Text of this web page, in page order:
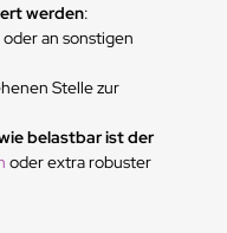
werden:
an sonstigen
Stelle zur
belastbar ist der
oder extra robuster